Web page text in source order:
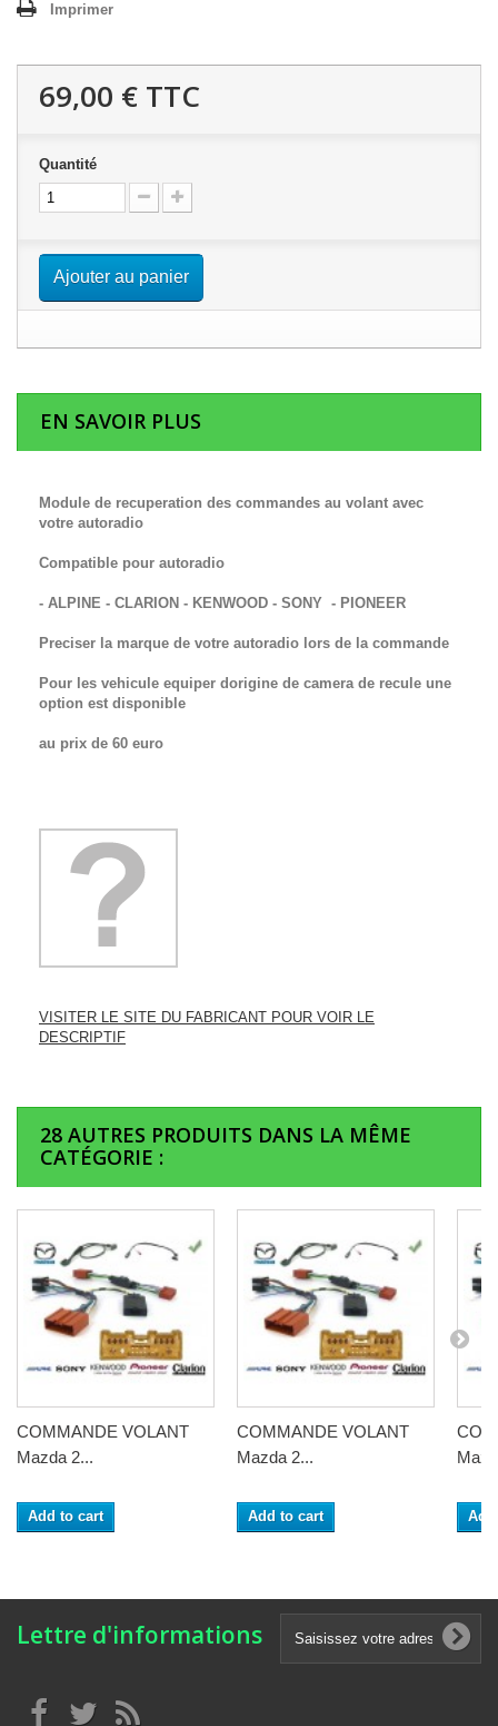
Imprimer
69,00 € TTC
Quantité
Ajouter au panier
EN SAVOIR PLUS
Module de recuperation des commandes au volant avec
votre autoradio
Compatible pour autoradio
- ALPINE - CLARION - KENWOOD - SONY - PIONEER
Preciser la marque de votre autoradio lors de la commande
Pour les vehicule equiper dorigine de camera de recule une
option est disponible
au prix de 60 euro
VISITER LE SITE DU FABRICANT POUR VOIR LE
DESCRIPTIF
28 AUTRES PRODUITS DANS LA MÊME
CATÉGORIE :
COMMANDE VOLANT
Mazda 2...
Add to cart
COMMANDE VOLANT
Mazda 2...
Add to cart
Lettre d'informations